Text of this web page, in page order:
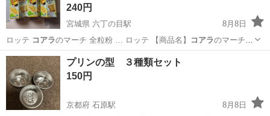
240円
宮城県 六丁の目駅
8月8日
ロッテ コアラのマーチ 全粒粉 … ロッテ 【商品名】 コアラのマーチ
全粒粉 …
宮城 仙台市 六丁の目駅 食品
プリンの型 ３種類セット
150円
京都府 石原駅
8月8日